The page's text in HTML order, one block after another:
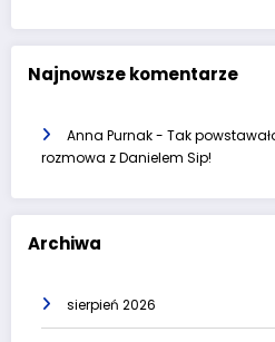
Najnowsze komentarze
Anna Purnak- Tak
rozmowa z Danielem Sip!
Archiwa
sierpień 2026